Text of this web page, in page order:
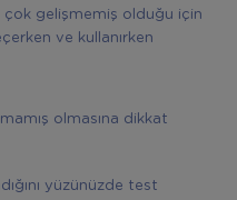
çok gelişmemiş olduğu için
ve kullanırken
olmasına dikkat
yüzünüzde test